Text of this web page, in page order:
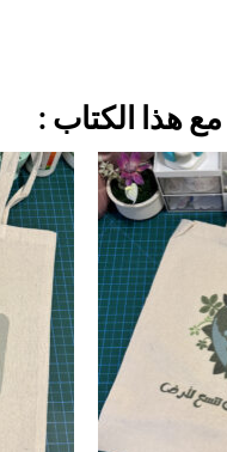
مع هذا الكتاب :
إضافة
إلى
قائمة
الرغبات